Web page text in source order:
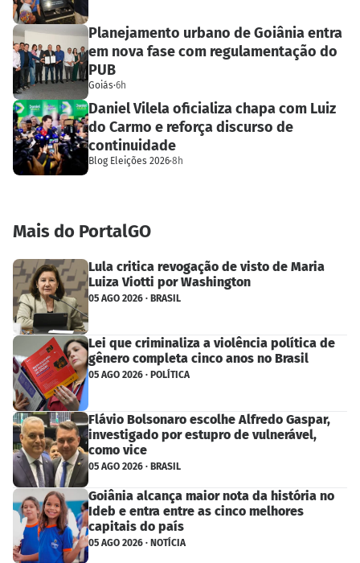
Planejamento urbano de Goiânia entra
em nova fase com regulamentação do
PUB
Goiás·6h
Daniel Vilela oficializa chapa com Luiz
do Carmo e reforça discurso de
continuidade
Blog Eleições 2026·8h
Mais do PortalGO
Lula critica revogação de visto de Maria
Luiza Viotti por Washington
05 AGO 2026 · BRASIL
Lei que criminaliza a violência política de
gênero completa cinco anos no Brasil
05 AGO 2026 · POLÍTICA
Flávio Bolsonaro escolhe Alfredo Gaspar,
investigado por estupro de vulnerável,
como vice
05 AGO 2026 · BRASIL
Goiânia alcança maior nota da história no
Ideb e entra entre as cinco melhores
capitais do país
05 AGO 2026 · NOTÍCIA